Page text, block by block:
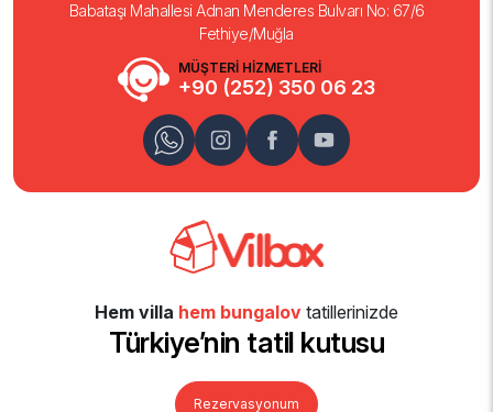
MÜŞTERİ HİZMETLERİ
+90 (252) 350 06 23
Babataşı Mahallesi Adnan Menderes Bulvarı No: 67/6
Fethiye/Muğla
Hem villa hem bungalov tatillerinizde
Türkiye’nin tatil kutusu
Rezervasyonum